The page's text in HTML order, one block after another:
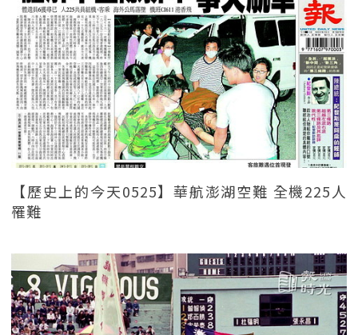
【歷史上的今天0525】華航澎湖空難 全機225人
罹難